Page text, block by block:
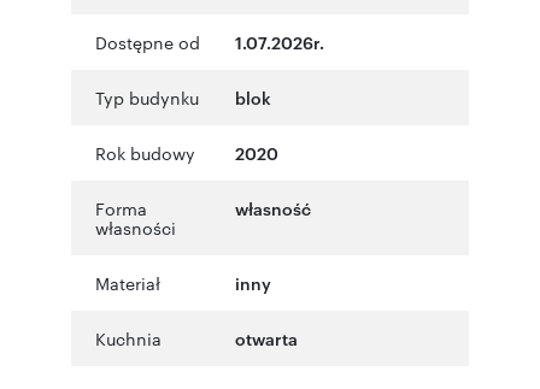
Dostępne od 1.07.2026r.
Typ budynku blok
Rok budowy 2020
Forma
własności
własność
Materiał inny
Kuchnia otwarta